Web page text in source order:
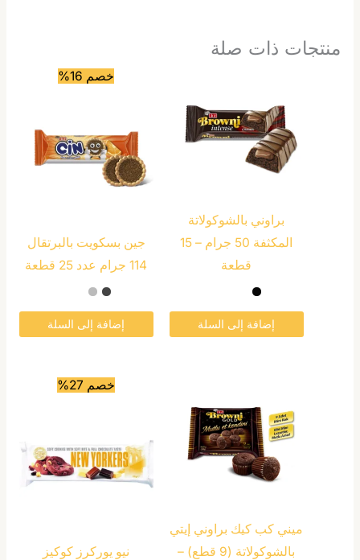
منتجات ذات صلة
براوني بالشوكولاتة
المكثفة 50 جرام – 15
قطعة
إضافة إلى السلة
خصم 16%
جين بسكويت بالبرتقال
114 جرام عدد 25 قطعة
إضافة إلى السلة
ميني كب كيك براوني إيتي
بالشوكولاتة (9 قطع) –
العديد
من
الأشكال
المختلفة
يمكن
خصم 27%
نيو يوركرز كوكيز